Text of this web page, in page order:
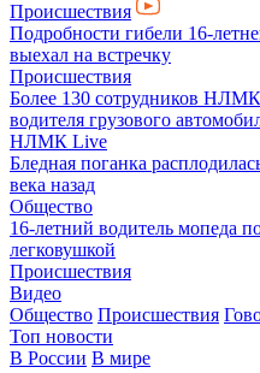
Происшествия
Подробности гибели 16-
выехал на встречку
Происшествия
Более 130 сотрудников НЛМК
водителя грузового
НЛМК Live
Бледная поганка
века назад
Общество
16-летний водитель мопеда
легковушкой
Происшествия
Видео
Общество Происшествия
Топ новости
В России В мире